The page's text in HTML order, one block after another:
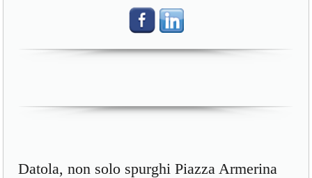
Datola, non solo spurghi Piazza Armerina